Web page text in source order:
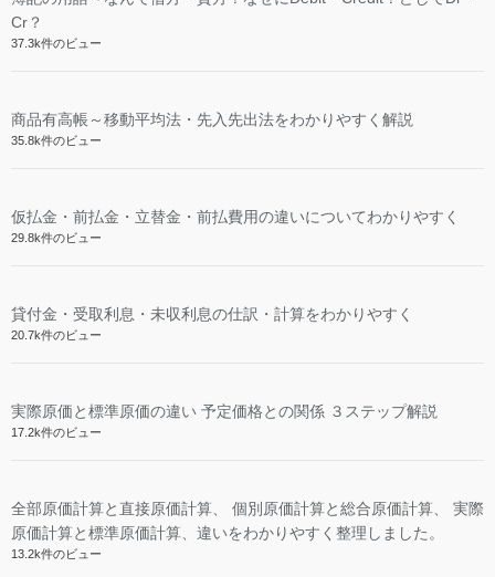
Cr？
37.3k件のビュー
商品有高帳～移動平均法・先入先出法をわかりやすく解説
35.8k件のビュー
仮払金・前払金・立替金・前払費用の違いについてわかりやすく
29.8k件のビュー
貸付金・受取利息・未収利息の仕訳・計算をわかりやすく
20.7k件のビュー
実際原価と標準原価の違い 予定価格との関係 ３ステップ解説
17.2k件のビュー
全部原価計算と直接原価計算、 個別原価計算と総合原価計算、 実際
原価計算と標準原価計算、違いをわかりやすく整理しました。
13.2k件のビュー